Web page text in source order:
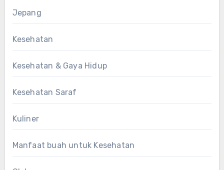
Jepang
Kesehatan
Kesehatan & Gaya Hidup
Kesehatan Saraf
Kuliner
Manfaat buah untuk Kesehatan